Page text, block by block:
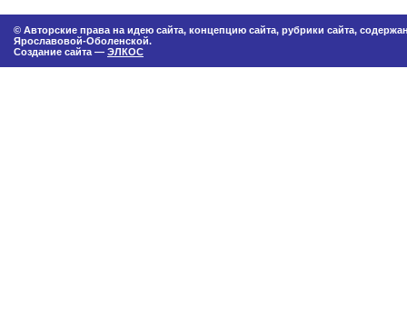
© Авторские права на идею сайта, концепцию сайта, рубрики сайта,
Ярославовой-Оболенской.
Создание сайта — ЭЛКОС